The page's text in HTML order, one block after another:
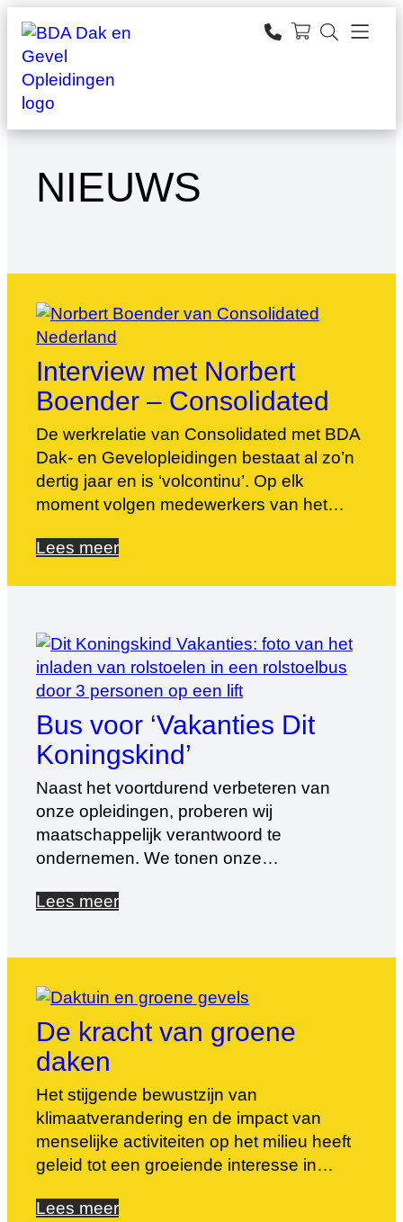
Ga
naar
de
inhoud
NIEUWS
Interview met Norbert
Boender – Consolidated
De werkrelatie van Consolidated met BDA
Dak- en Gevelopleidingen bestaat al zo’n
dertig jaar en is ‘volcontinu’. Op elk
moment volgen medewerkers van het
landelijk opereert, opleidingen bij ons of op
is. Allround dak-specialist Consolidated
[…]
Lees meer
Bus voor ‘Vakanties Dit
Koningskind’
Naast het voortdurend verbeteren van
onze opleidingen, proberen wij
maatschappelijk verantwoord te
ondernemen. We tonen onze
op te leiden in het kader van Energy for
Manager Opleidingen al sinds jaar en […]
Lees meer
De kracht van groene
daken
Het stijgende bewustzijn van
klimaatverandering en de impact van
menselijke activiteiten op het milieu heeft
geleid tot een groeiende interesse in
omgevingen. Een van de meest
Lees meer